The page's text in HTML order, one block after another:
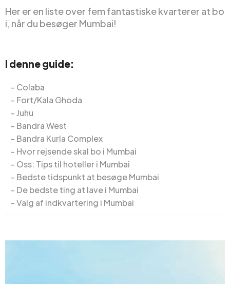
Her er en liste over fem fantastiske kvarterer at bo
i, når du besøger Mumbai!
I denne guide:
Colaba
Fort/Kala Ghoda
Juhu
Bandra West
Bandra Kurla Complex
Hvor rejsende skal bo i Mumbai
Oss: Tips til hoteller i Mumbai
Bedste tidspunkt at besøge Mumbai
De bedste ting at lave i Mumbai
Valg af indkvartering i Mumbai